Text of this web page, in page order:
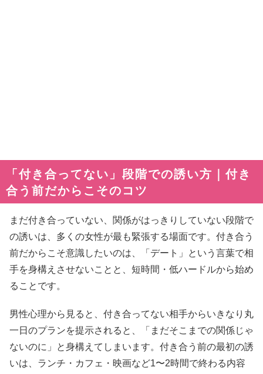
「付き合ってない」段階での誘い方｜付き
合う前だからこそのコツ
まだ付き合っていない、関係がはっきりしていない段階で
の誘いは、多くの女性が最も緊張する場面です。付き合う
前だからこそ意識したいのは、「デート」という言葉で相
手を身構えさせないことと、短時間・低ハードルから始め
ることです。
男性心理から見ると、付き合ってない相手からいきなり丸
一日のプランを提示されると、「まだそこまでの関係じゃ
ないのに」と身構えてしまいます。付き合う前の最初の誘
いは、ランチ・カフェ・映画など1〜2時間で終わる内容